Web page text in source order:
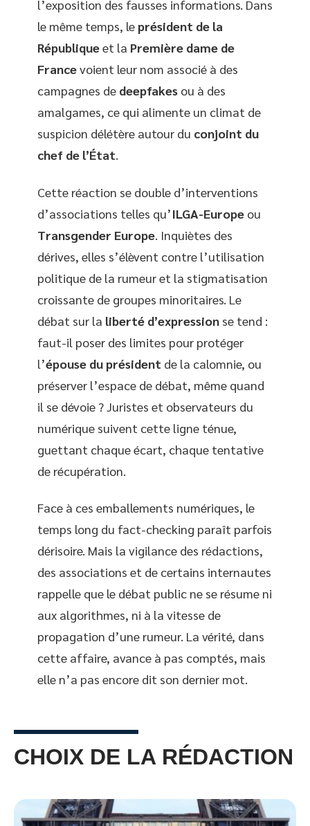
l’exposition des fausses informations. Dans
le même temps, le président de la
Républiqueet la Première dame de
Francevoient leur nom associé à des
campagnes de deepfakes ou à des
amalgames, ce qui alimente un climat de
suspicion délétère autour du conjoint du
chef de l’État.
Cette réaction se double d’interventions
d’associations telles qu’ILGA-Europe ou
Transgender Europe. Inquiètes des
dérives, elles s’élèvent contre l’utilisation
politique de la rumeur et la stigmatisation
croissante de groupes minoritaires. Le
débat sur la liberté d’expression se tend :
faut-il poser des limites pour protéger
l’épouse du président de la calomnie, ou
préserver l’espace de débat, même quand
il se dévoie ? Juristes et observateurs du
numérique suivent cette ligne ténue,
guettant chaque écart, chaque tentative
de récupération.
Face à ces emballements numériques, le
temps long du fact-checking paraît parfois
dérisoire. Mais la vigilance des rédactions,
des associations et de certains internautes
rappelle que le débat public ne se résume ni
aux algorithmes, ni à la vitesse de
propagation d’une rumeur. La vérité, dans
cette affaire, avance à pas comptés, mais
elle n’a pas encore dit son dernier mot.
CHOIX DE LA RÉDACTION